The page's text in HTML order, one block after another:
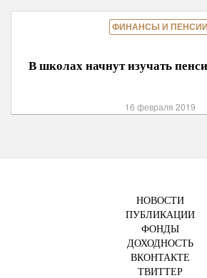
ФИНАНСЫ И ПЕНСИИ
В школах начнут изучать
16 февраля 2019
НОВОСТИ
ПУБЛИКАЦИИ
ФОНДЫ
ДОХОДНОСТЬ
ВКОНТАКТЕ
ТВИТТЕР